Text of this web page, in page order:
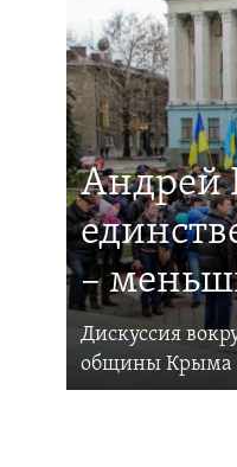
Андрей
–
Дискуссия
общины Крыма